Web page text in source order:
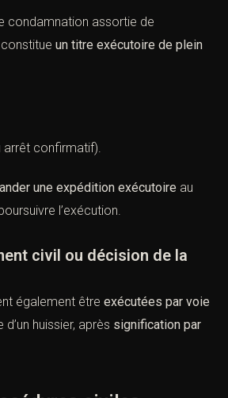
assortie de
un titre exécutoire de plein
arrêt confirmatif).
une expédition exécutoire au
l’exécution.
civil ou décision de la
également être exécutées par voie
d’un huissier, après signification par